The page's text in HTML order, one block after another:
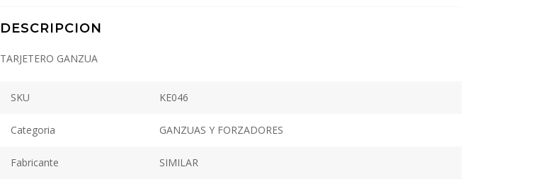
DESCRIPCION
TARJETERO GANZUA
SKU KE046
Categoria GANZUAS Y FORZADORES
Fabricante SIMILAR